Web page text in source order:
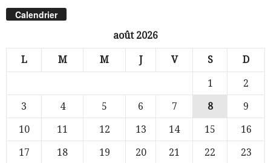
Calendrier
août 2026
L M M J V S D
1
2
3
4 5 6 7 8
9
10
11 12 13 14 15
16
17
18 19 20 21 22
23